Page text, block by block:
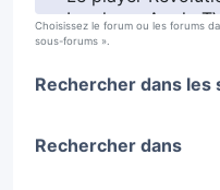
Choisissez le forum ou les forums
sous-forums ».
Rechercher dans
Rechercher dans